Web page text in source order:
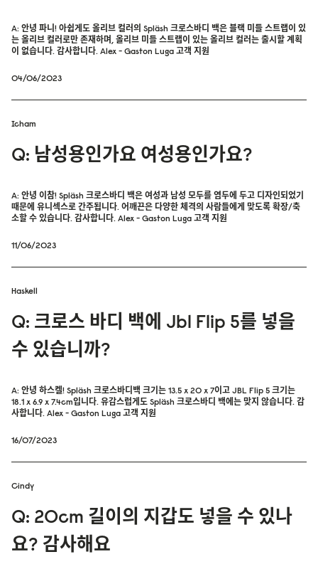
A: 안녕 파니! 아쉽게도 올리브 컬러의 Spläsh 크로스바디 백은 블랙 미들 스트랩이 있
는 올리브 컬러로만 존재하며, 올리브 미들 스트랩이 있는 올리브 컬러는 출시할 계획
이 없습니다. 감사합니다. Alex - Gaston Luga 고객 지원
04/06/2023
Icham
Q: 남성용인가요 여성용인가요?
A: 안녕 이참! Spläsh 크로스바디 백은 여성과 남성 모두를 염두에 두고 디자인되었기
때문에 유니섹스로 간주됩니다. 어깨끈은 다양한 체격의 사람들에게 맞도록 확장/축
소할 수 있습니다. 감사합니다. Alex - Gaston Luga 고객 지원
11/06/2023
Haskell
Q: 크로스 바디 백에 Jbl Flip 5를 넣을
수 있습니까?
A: 안녕 하스켈! Spläsh 크로스바디백 크기는 13.5 x 20 x 7이고 JBL Flip 5 크기는
18.1 x 6.9 x 7.4cm입니다. 유감스럽게도 Spläsh 크로스바디 백에는 맞지 않습니다. 감
사합니다. Alex - Gaston Luga 고객 지원
16/07/2023
Cindy
Q: 20cm 길이의 지갑도 넣을 수 있나
요? 감사해요